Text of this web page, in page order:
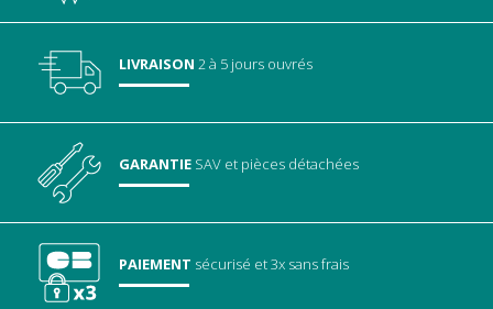
LIVRAISON 2 à 5 jours ouvrés
GARANTIE SAV et pièces détachées
PAIEMENT sécurisé et 3x sans frais